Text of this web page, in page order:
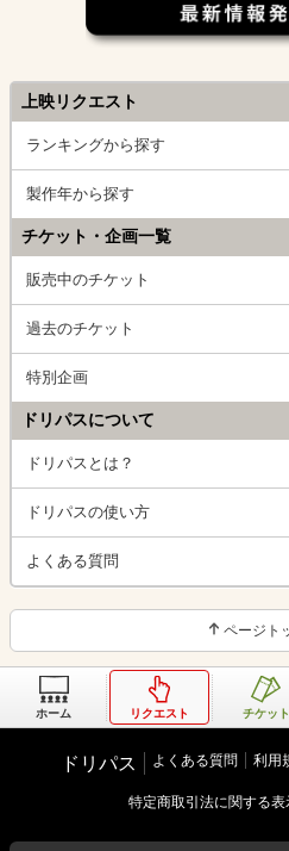
上映リクエスト
ランキングから探す
製作年から探す
チケット・企画一覧
販売中のチケット
過去のチケット
特別企画
ドリパスについて
ドリパスとは？
ドリパスの使い方
よくある質問
ページト
ホーム リクエスト チケット
ドリパス よくある質問 利用
特定商取引法に関する表